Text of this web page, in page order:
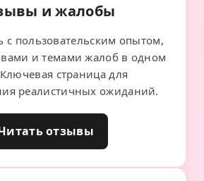
и жалобы
с пользовательским опытом,
и темами жалоб в одном
страница для
реалистичных ожиданий.
отзывы